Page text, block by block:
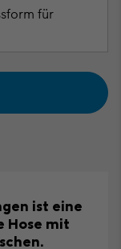
für
ist eine
Hose mit